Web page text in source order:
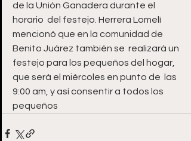
de la Unión Ganadera durante el
horario  del festejo. Herrera Lomelí
mencionó que en la comunidad de
Benito Juárez también se  realizará un
festejo para los pequeños del hogar,
que será el miércoles en punto de  las
9:00 am, y así consentir a todos los
pequeños